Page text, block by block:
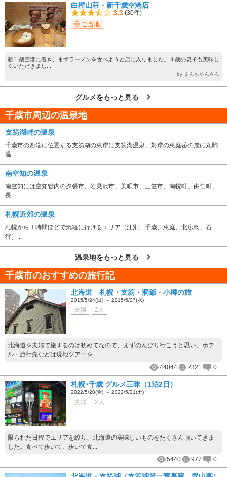
白樺山荘・新千歳空港店
3.3 (30件)
ご当地
新千歳空港に着き、まずラーメンを食べようと店に入りました。４歳の息子も美味し
くいただきまし...
by まんちゃんさん
グルメをもっと見る
千歳市周辺の温泉地
支笏湖畔の温泉
千歳市の西端に位置する支笏湖の東岸に支笏湖温泉、対岸の恵庭岳の麓に丸駒
温...
南空知の温泉
南空知には空知管内の夕張市、岩見沢市、美唄市、三笠市、南幌町、由仁町、
長...
札幌近郊の温泉
札幌から１時間ほどで気軽に行けるエリア（江別、千歳、恵庭、北広島、石
狩）...
温泉地をもっと見る
千歳市のおすすめの旅行記
北海道 札幌・支笏・洞爺・小樽の旅
2015/5/24(日) ～ 2015/5/27(水)
夫婦 2人
北海道を夫婦で旅するのは初めてなので、まずのんびり行こうと思い、ホテ
ル・旅行先などは現地ツアーを...
44044
2321 0
札幌･千歳 グルメ三昧（1泊2日）
2022/5/20(金) ～ 2022/5/21(土)
夫婦 2人
限られた日程でエリアを絞り、北海道の美味しいものをたくさん頂いてきま
した。食べて歩いて、歩いて食...
5440
977 0